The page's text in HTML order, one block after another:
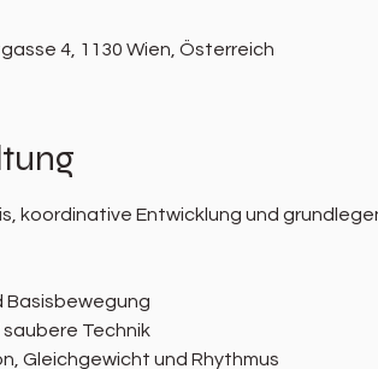
4, 1130 Wien, Österreich
koordinative Entwicklung und
Basisbewegung
Technik
Gleichgewicht und Rhythmus